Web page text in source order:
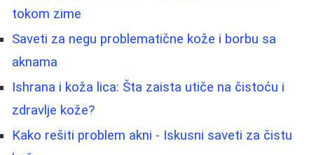
tokom zime
Saveti za negu problematične kože i borbu sa
aknama
Ishrana i koža lica: Šta zaista utiče na čistoću i
zdravlje kože?
Kako rešiti problem akni - Iskusni saveti za čistu